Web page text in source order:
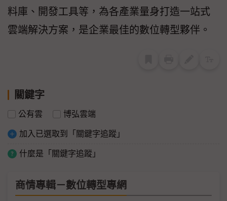
料庫、開發工具等，為各產業量身打造一站式
雲端解決方案，是企業最佳的數位轉型夥伴。
關鍵字
公有雲 博弘雲端
加入已選取到「關鍵字追蹤」
什麼是「關鍵字追蹤」
商情專輯－數位轉型專網